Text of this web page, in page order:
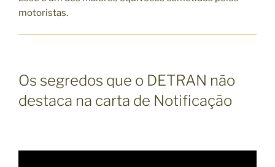
motoristas.
Os segredos que o DETRAN não
destaca na carta de Notificação